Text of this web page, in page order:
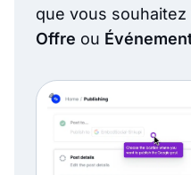
que vous souhaitez
Offre ou